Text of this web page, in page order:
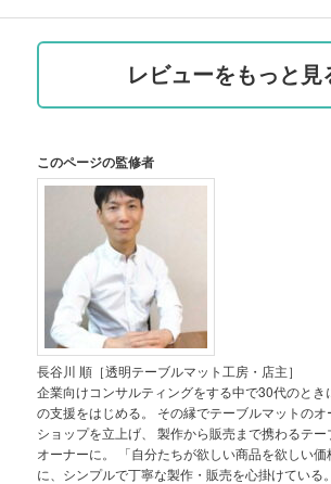
レビューをもっと見
このページの監修者
長谷川 順［透明テーブルマット工房・店主］
企業向けコンサルティングをする中で30代のとき
の支援をはじめる。 その縁でテーブルマットの
ショップを立上げ、 製作から販売まで携わるテ
オーナーに。 「自分たちが欲しい商品を欲しい
に、シンプルで丁寧な製作・販売を心掛けている。